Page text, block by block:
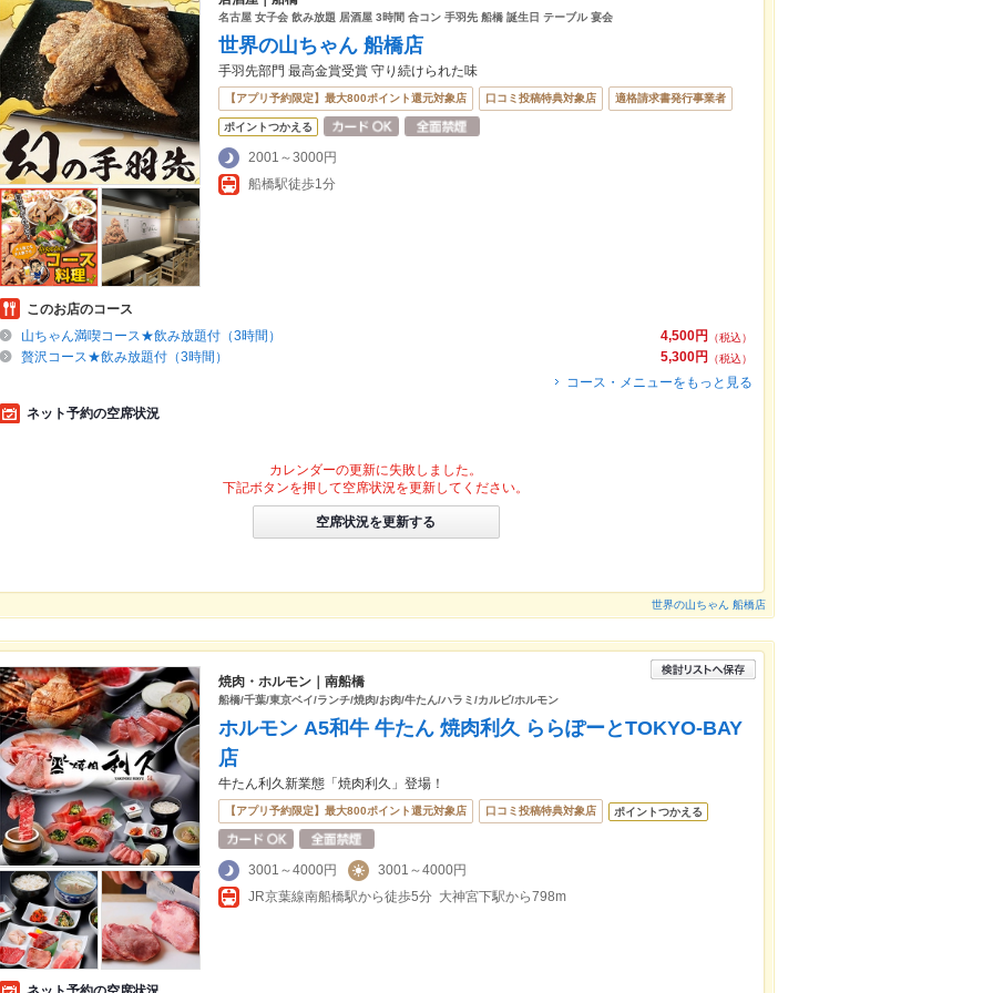
名古屋 女子会 飲み放題 居酒屋 3時間 合コン 手羽先 船橋 誕生日 テーブル 宴会
世界の山ちゃん 船橋店
手羽先部門 最高金賞受賞 守り続けられた味
【アプリ予約限定】最大800ポイント還元対象店 口コミ投稿特典対象店 適格請求書発行事業者
ポイントつかえる
2001～3000円
船橋駅徒歩1分
このお店のコース
4,500円
（税込）
山ちゃん満喫コース★飲み放題付（3時間）
5,300円
（税込）
贅沢コース★飲み放題付（3時間）
コース・メニューをもっと見る
ネット予約の空席状況
カレンダーの更新に失敗しました。
下記ボタンを押して空席状況を更新してください。
空席状況を更新する
世界の山ちゃん 船橋店
焼肉・ホルモン｜南船橋
船橋/千葉/東京ベイ/ランチ/焼肉/お肉/牛たん/ハラミ/カルビ/ホルモン
ホルモン A5和牛 牛たん 焼肉利久 ららぽーとTOKYO-BAY
店
牛たん利久新業態「焼肉利久」登場！
【アプリ予約限定】最大800ポイント還元対象店 口コミ投稿特典対象店 ポイントつかえる
3001～4000円
3001～4000円
JR京葉線南船橋駅から徒歩5分 大神宮下駅から798m